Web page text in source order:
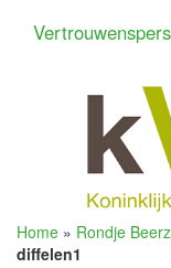
Home » Rondje
diffelen1